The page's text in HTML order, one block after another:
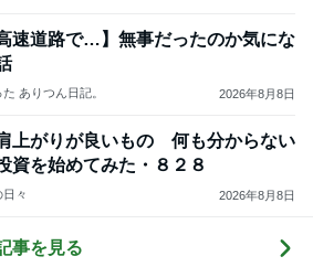
速道路で…】無事だったのか気にな
ありつん日記。 2026年8月8日
上がりが良いもの 何も分からない
資を始めてみた・８２８
々 2026年8月8日
事を見る